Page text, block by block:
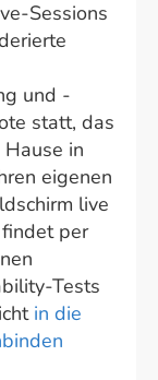
Sessions
und -
statt, das
in
eigenen
live
per
Tests
in die